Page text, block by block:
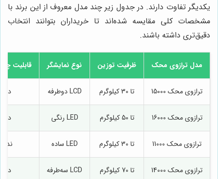
یکدیگر تفاوت دارند. در جدول زیر چند مدل معروف از این برند با
مشخصات کلی مقایسه شده‌اند تا خریداران بتوانند انتخاب
دقیق‌تری داشته باشند.
مدل ترازوی محک ظرفیت توزین نوع نمایشگر قابلیت
ترازوی محک 15000 تا 30 کیلوگرم LCD دوطرفه دارد
ترازوی محک 16000 تا 50 کیلوگرم LED رنگی دارد
ترازوی محک 11000 تا 30 کیلوگرم LED ساده
ترازوی محک 14000 تا 70 کیلوگرم LCD سه‌طرفه دارد